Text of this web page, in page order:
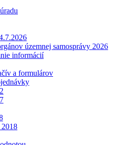
územnej samosprávy 2026
informácií
a formulárov